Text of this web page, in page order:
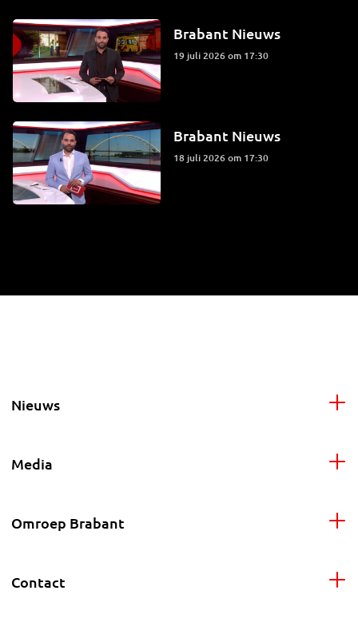
Brabant Nieuws
19 juli 2026 om 17:30
Brabant Nieuws
18 juli 2026 om 17:30
Nieuws
Media
Omroep Brabant
Contact